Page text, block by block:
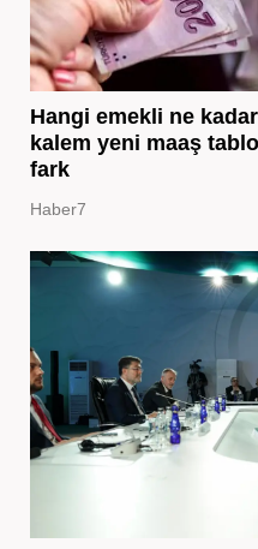
Hangi emekli ne
kalem yeni maaş
fark
Haber7